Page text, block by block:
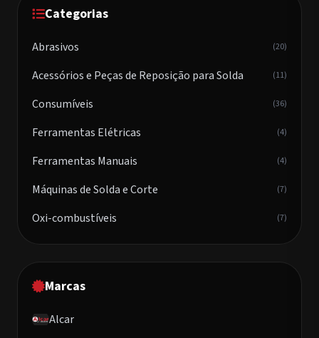
Categorias
Abrasivos (20)
Acessórios e Peças de Reposição para Solda (11)
Consumíveis (36)
Ferramentas Elétricas (4)
Ferramentas Manuais (4)
Máquinas de Solda e Corte (7)
Oxi-combustíveis (7)
Marcas
Alcar